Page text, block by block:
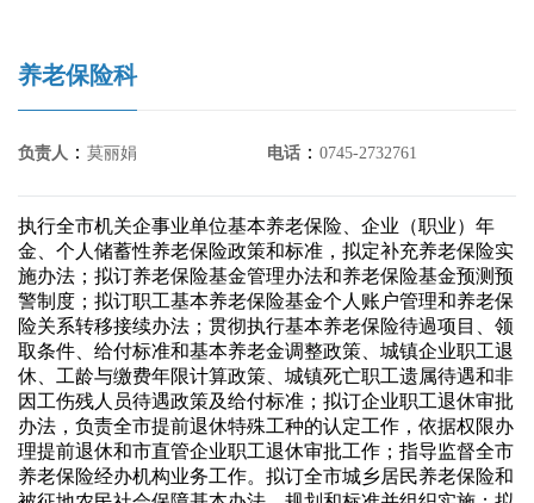
养老保险科
负责人 ： 莫丽娟 电话 ： 0745-2732761
执行全市机关企事业单位基本养老保险、企业（职业）年
金、个人储蓄性养老保险政策和标准，拟定补充养老保险实
施办法；拟订养老保险基金管理办法和养老保险基金预测预
警制度；拟订职工基本养老保险基金个人账户管理和养老保
险关系转移接续办法；贯彻执行基本养老保险待過项目、领
取条件、给付标准和基本养老金调整政策、城镇企业职工退
休、工龄与缴费年限计算政策、城镇死亡职工遗属待遇和非
因工伤残人员待遇政策及给付标准；拟订企业职工退休审批
办法，负责全市提前退休特殊工种的认定工作，依据权限办
理提前退休和市直管企业职工退休审批工作；指导监督全市
养老保险经办机构业务工作。拟订全市城乡居民养老保险和